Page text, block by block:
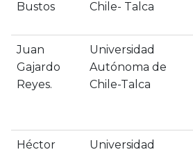
Bustos Chile- Talca
Juan
Gajardo
Reyes.
Universidad
Autónoma de
Chile-Talca
Héctor
Universidad